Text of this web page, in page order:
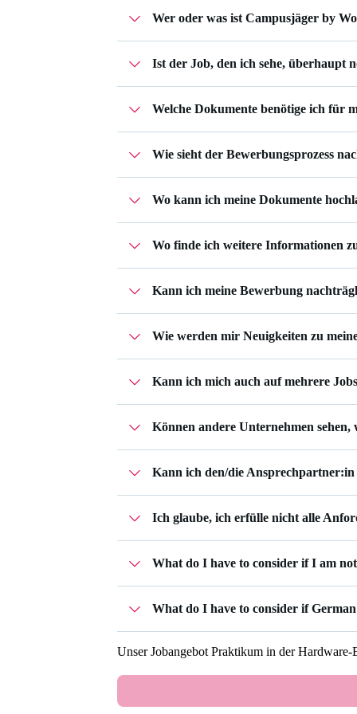
Wer oder was ist Campusjäger by
Campusjäger gehört zu Workwise –
Unternehmen und begleiten dich im
Deine Bewerbungen verwaltest du in
Ist der Job, den ich sehe, überhaupt
Welche Dokumente benötige ich für
Das hängt ganz vom Job ab, auf den
Profilvollständig ausfüllst.
Wie sieht der Bewerbungsprozess
Wo kann ich meine Dokumente
Deine Bewerbungsunterlagen kannst
bewirbst.
Wo finde ich weitere Informationen
ImUnternehmensprofilvon Nuno
Kann ich meine Bewerbung
Ja, das ist möglich. In deiner
Vorstellungsgespräch eingeladen, ist
ergänzen und weitere Dokumente
Wie werden mir Neuigkeiten zu
In deinerBewerbungsübersichtbei
wichtigsten Statusänderungen.
Kann ich mich auch auf mehrere
Die Anzahl deiner Bewerbungen ist
Können andere Unternehmen
Kann ich den/die
Eine persönliche Kontaktaufnahme ist
Statusänderungen per E-Mail. Bei
Ich glaube, ich erfülle nicht alle
deine Motivation einzugehen und
What do I have to consider if I am
Please make sure to provide all
CV at least. Depending on the position
certificate. We would also recommend
theFederal Foreign Office.
What do I have to consider if
Please take into account the job’s
find jobs without German language
Unser JobangebotPraktikum in der